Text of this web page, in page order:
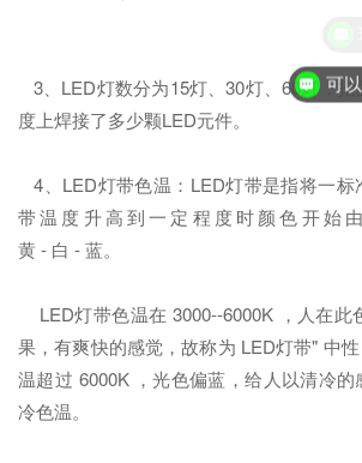
3、LED灯数分为15灯、30灯、60灯，指
度上焊接了多少颗LED元件。
4、LED灯带色温：LED灯带是指将一标
带温度升高到一定程度时颜色开始
黄 - 白 - 蓝。
LED灯带色温在 3000--6000K ，人在此
果，有爽快的感觉，故称为 LED灯带" 中
温超过 6000K ，光色偏蓝，给人以清冷
冷色温。